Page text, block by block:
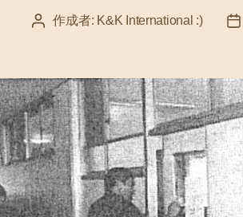
投
作成者: K&K International :)
投